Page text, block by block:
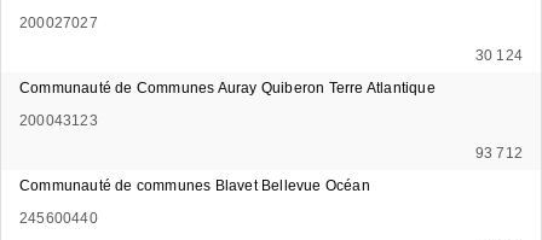
200027027
30 124
Communauté de Communes Auray Quiberon Terre Atlantique
200043123
93 712
Communauté de communes Blavet Bellevue Océan
245600440